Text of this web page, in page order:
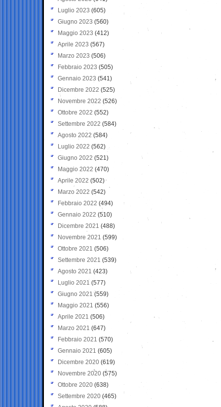
Luglio 2023 (605)
Giugno 2023 (560)
Maggio 2023 (412)
Aprile 2023 (567)
Marzo 2023 (506)
Febbraio 2023 (505)
Gennaio 2023 (541)
Dicembre 2022 (525)
Novembre 2022 (526)
Ottobre 2022 (552)
Settembre 2022 (584)
Agosto 2022 (584)
Luglio 2022 (562)
Giugno 2022 (521)
Maggio 2022 (470)
Aprile 2022 (502)
Marzo 2022 (542)
Febbraio 2022 (494)
Gennaio 2022 (510)
Dicembre 2021 (488)
Novembre 2021 (599)
Ottobre 2021 (506)
Settembre 2021 (539)
Agosto 2021 (423)
Luglio 2021 (577)
Giugno 2021(559)
Maggio 2021 (556)
Aprile 2021 (506)
Marzo 2021 (647)
Febbraio 2021 (570)
Gennaio 2021 (605)
Dicembre 2020 (619)
Novembre 2020 (575)
Ottobre 2020 (638)
Settembre 2020(465)